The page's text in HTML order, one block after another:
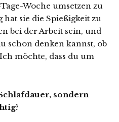
Woche umsetzen zu
hat sie die Spießigkeit zu
bei der Arbeit sein, und
schon denken kannst, ob
möchte, dass du um
sondern